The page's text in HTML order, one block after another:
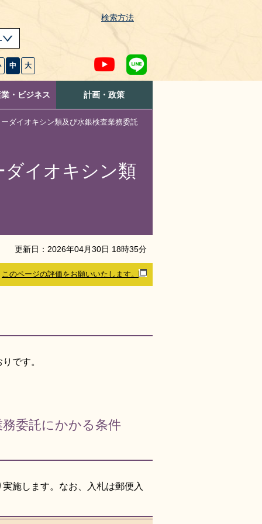
検索方法
中 大
・ビジネス 計画・政策
ダイオキシン類及び水銀検査業務委託
ダイオキシン類
更新日： 2026年04月30日 18時35分
このページの評価をお願いいたします。
です。
委託にかかる条件
施します。なお、入札は郵便入